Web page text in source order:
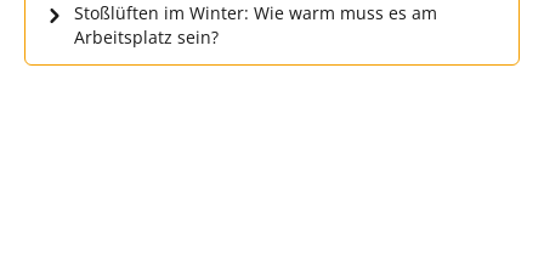
Stoßlüften im Winter: Wie warm muss es am
Arbeitsplatz sein?